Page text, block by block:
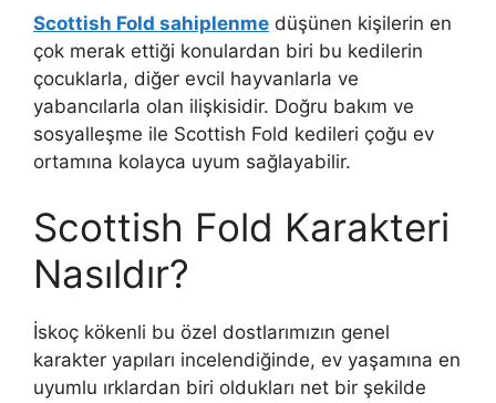
Scottish Fold sahiplenme düşünen kişilerin en
çok merak ettiği konulardan biri bu kedilerin
çocuklarla, diğer evcil hayvanlarla ve
yabancılarla olan ilişkisidir. Doğru bakım ve
sosyalleşme ile Scottish Fold kedileri çoğu ev
ortamına kolayca uyum sağlayabilir.
Scottish Fold Karakteri
Nasıldır?
İskoç kökenli bu özel dostlarımızın genel
karakter yapıları incelendiğinde, ev yaşamına en
uyumlu ırklardan biri oldukları net bir şekilde